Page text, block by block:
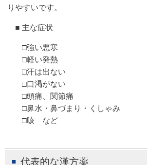
りやすいです。
■ 主な症状
□強い悪寒
□軽い発熱
□汗は出ない
□口渇がない
□頭痛、関節痛
□鼻水・鼻づまり・くしゃみ
□咳 など
代表的な漢方薬